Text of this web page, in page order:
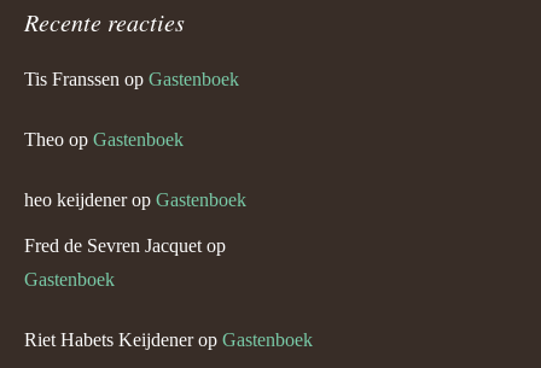
Recente reacties
Tis Franssen op Gastenboek
Theo op Gastenboek
heo keijdenerop Gastenboek
Fred de Sevren Jacquet op
Gastenboek
Riet Habets Keijdenerop Gastenboek